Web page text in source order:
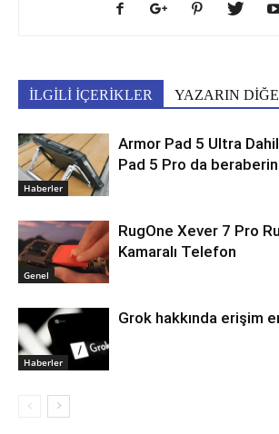
İLGİLİ İÇERİKLER YAZARIN
Haberler
Armor Pad 5 Ultra
Pad 5 Pro da
Genel
RugOne Xever 7 Pro
Kamaralı Telefon
Haberler
Grok hakkında erişim